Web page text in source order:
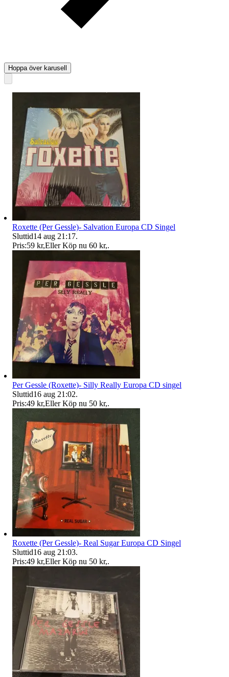
Hoppa över karusell
Roxette (Per Gessle)- Salvation Europa CD Singel
Sluttid14 aug 21:17.
Pris:59 kr,Eller Köp nu 60 kr,.
Per Gessle (Roxette)- Silly Really Europa CD singel
Sluttid16 aug 21:02.
Pris:49 kr,Eller Köp nu 50 kr,.
Roxette (Per Gessle)- Real Sugar Europa CD Singel
Sluttid16 aug 21:03.
Pris:49 kr,Eller Köp nu 50 kr,.